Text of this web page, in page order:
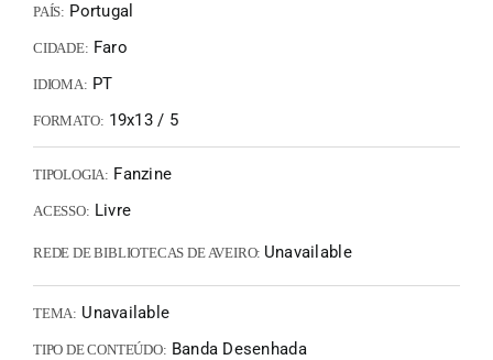
PAÍS: Portugal
CIDADE: Faro
IDIOMA: PT
FORMATO: 19x13 / 5
TIPOLOGIA: Fanzine
ACESSO: Livre
REDE DE BIBLIOTECAS DE AVEIRO: Unavailable
TEMA: Unavailable
TIPO DE CONTEÚDO: Banda Desenhada